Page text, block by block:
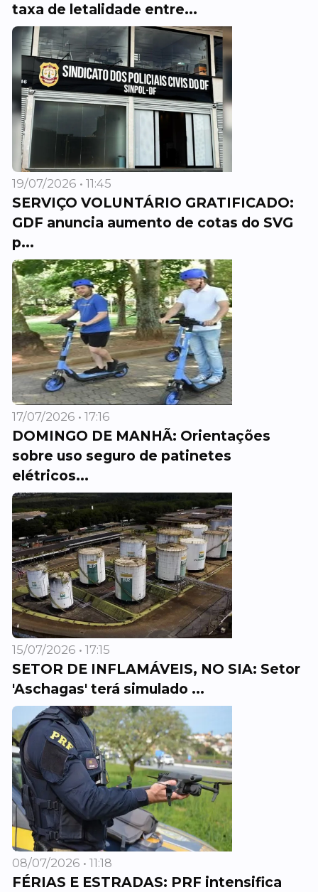
taxa de letalidade entre...
19/07/2026 • 11:45
SERVIÇO VOLUNTÁRIO GRATIFICADO:
GDF anuncia aumento de cotas do SVG
p...
17/07/2026 • 17:16
DOMINGO DE MANHÃ: Orientações
sobre uso seguro de patinetes
elétricos...
15/07/2026 • 17:15
SETOR DE INFLAMÁVEIS, NO SIA: Setor
'Aschagas' terá simulado ...
08/07/2026 • 11:18
FÉRIAS E ESTRADAS: PRF intensifica